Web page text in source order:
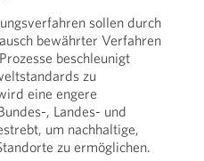
sollen durch
bewährter Verfahren
beschleunigt
zu
eine engere
, Landes- und
um nachhaltige,
zu ermöglichen.